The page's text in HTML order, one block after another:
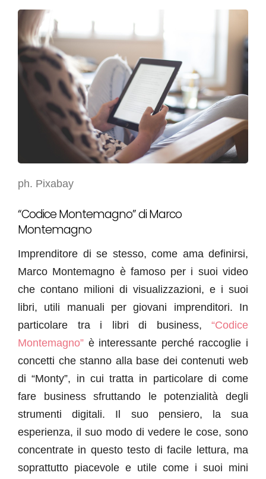
ph. Pixabay
“Codice Montemagno” di Marco
Montemagno
Imprenditore di se stesso, come ama definirsi,
Marco Montemagno è famoso per i suoi video
che contano milioni di visualizzazioni, e i suoi
libri, utili manuali per giovani imprenditori. In
particolare tra i libri di business, “Codice
Montemagno” è interessante perché raccoglie i
concetti che stanno alla base dei contenuti web
di “Monty”, in cui tratta in particolare di come
fare business sfruttando le potenzialità degli
strumenti digitali. Il suo pensiero, la sua
esperienza, il suo modo di vedere le cose, sono
concentrate in questo testo di facile lettura, ma
soprattutto piacevole e utile come i suoi mini